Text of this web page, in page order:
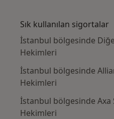
Sık kullanılan sigortalar
İstanbul bölgesinde
Hekimleri
İstanbul bölgesinde
Hekimleri
İstanbul bölgesinde
Hekimleri